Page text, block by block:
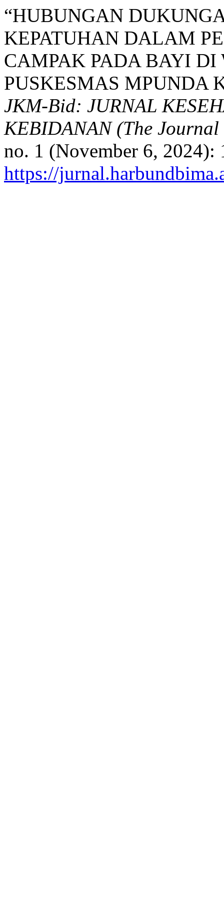
“HUBUNGAN
KEPATUHAN DALAM
CAMPAK PADA BAYI DI
PUSKESMAS MPUNDA
JKM-Bid: JURNAL
KEBIDANAN (The
no. 1 (November 6, 2024):
https://